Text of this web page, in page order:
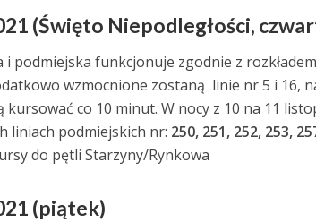
(Święto Niepodległości,
i podmiejska funkcjonuje zgodnie z
wzmocnione zostaną linie nr 5 i 16,
kursować co 10 minut. W nocy z 10 na 11
liniach podmiejskich nr: 250, 251, 252, 253,
do pętli Starzyny/Rynkowa
(piątek)